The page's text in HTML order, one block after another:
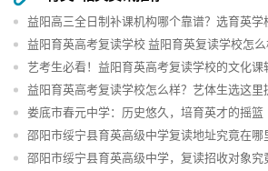
益阳高三全日制补课机构哪个靠谱？选育英学
益阳育英高考复读学校 益阳育英复读学校怎
析助你抉择
艺考生必看！益阳育英高考复读学校的文化课
益阳育英高考复读学校怎么样？艺体生选这里
娄底市春元中学：历史悠久，培育英才的摇篮
邵阳市绥宁县育英高级中学复读地址究竟在哪
邵阳市绥宁县育英高级中学，复读招收对象究